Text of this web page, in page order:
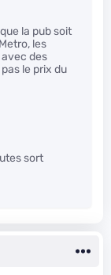
la pub soit
les
avec des
le prix du
sort